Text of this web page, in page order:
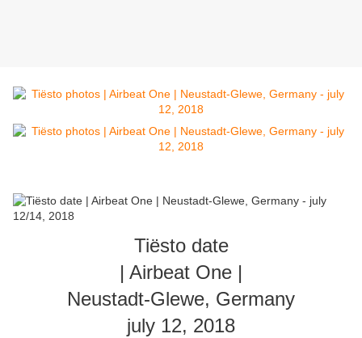
Tiësto date
| Airbeat One |
Neustadt-Glewe, Germany
july 12, 2018